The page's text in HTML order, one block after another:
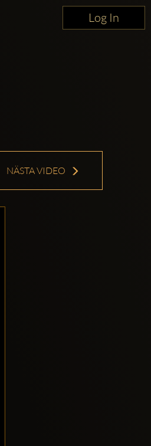
Log In
NÄSTA VIDEO